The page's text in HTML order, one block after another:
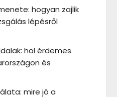
hogyan zajlik
lépésről
hol érdemes
és
mire jó a